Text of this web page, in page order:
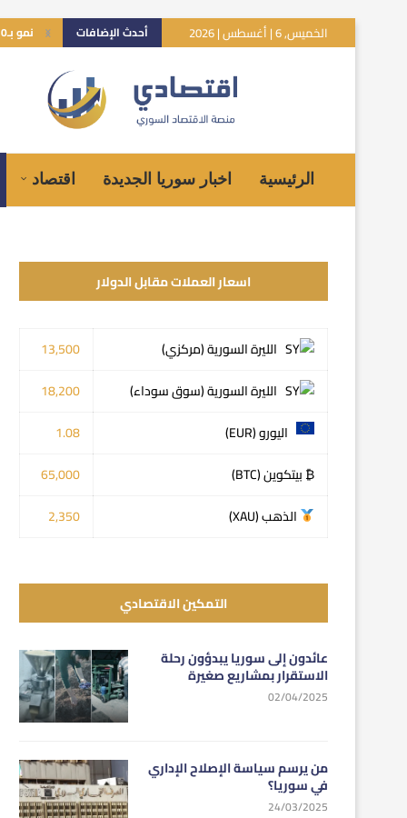
الخميس, 6 | أغسطس | 2026 أحدث الإضافات نمو بـ10% للاقتصاد السوري.. هل تعكس توقعات صندوق النقد الواقع؟
الرئيسية اخبار سوريا الجديدة اقتصاد
اسعار العملات مقابل الدولار
الليرة السورية (مركزي)
13,500
الليرة السورية (سوق سوداء)
18,200
اليورو (EUR)
1.08
₿ بيتكوين (BTC)
65,000
الذهب (XAU)
2,350
التمكين الاقتصادي
عائدون إلى سوريا يبدؤون رحلة
الاستقرار بمشاريع صغيرة
02/04/2025
من يرسم سياسة الإصلاح الإداري
في سوريا؟
24/03/2025